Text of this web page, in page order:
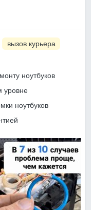
вызов курьера
ноутбуков
уровне
ноутбуков